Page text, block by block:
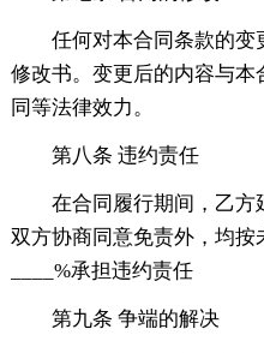
任何对本合同条款的变
修改书。变更后的内容与
同等法律效力。
第八条 违约责任
在合同履行期间，乙方
双方协商同意免责外，均
____%承担违约责任
第九条 争端的解决